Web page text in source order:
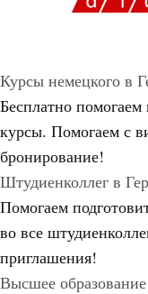
Курсы немецкого в
Бесплатно
курсы. Помогаем с
бронирование!
Штудиенколлег в
Помогаем
во все
приглашения!
Высшее